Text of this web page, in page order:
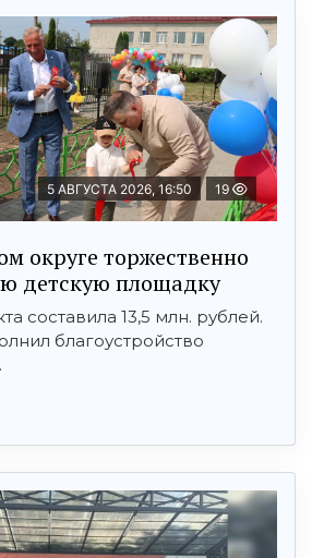
5 АВГУСТА 2026, 16:50 19
округе торжественно
детскую площадку
составила 13,5 млн. рублей.
благоустройство